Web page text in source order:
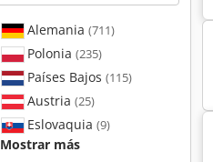
Alemania (711)
Polonia (235)
Países Bajos (115)
Austria (25)
Eslovaquia (9)
Mostrar más
Linde T16 Linde Mm10